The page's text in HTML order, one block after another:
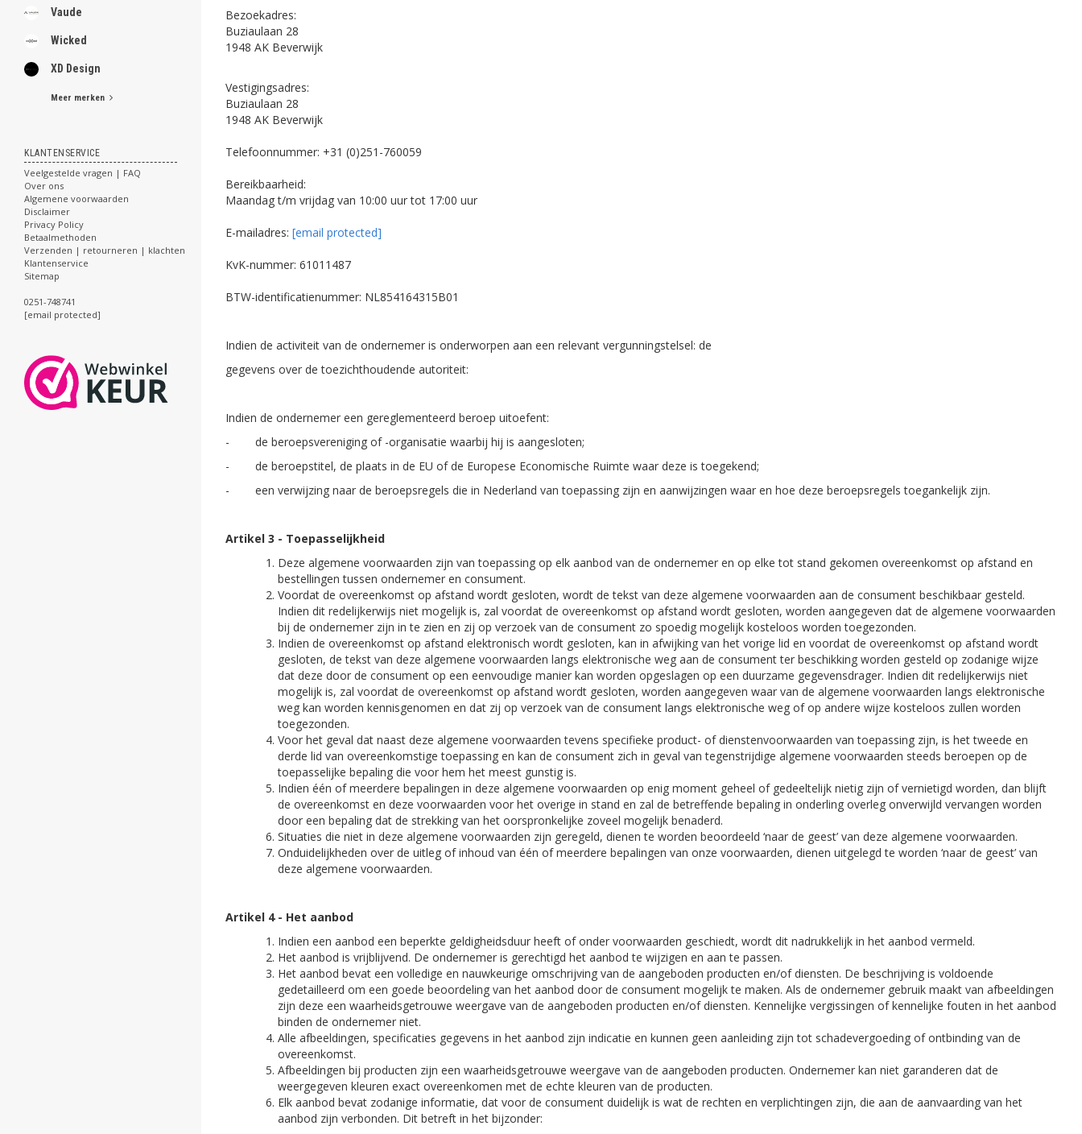
Vaude
Wicked
XD Design
Meer merken
KLANTENSERVICE
Veelgestelde vragen | FAQ
Over ons
Algemene voorwaarden
Disclaimer
Privacy Policy
Betaalmethoden
Verzenden | retourneren | klachten
Klantenservice
Sitemap
0251-748741
[email protected]
Bezoekadres:
Buziaulaan 28
1948 AK Beverwijk
Vestigingsadres:
Buziaulaan 28
1948 AK Beverwijk
Telefoonnummer: +31 (0)251-760059
Bereikbaarheid:
Maandag t/m vrijdag van 10:00 uur tot 17:00 uur
E-mailadres: [email protected]
KvK-nummer: 61011487
BTW-identificatienummer: NL854164315B01
Indien de activiteit van de ondernemer is onderworpen aan een relevant vergunningstelsel: de
gegevens over de toezichthoudende autoriteit:
Indien de ondernemer een gereglementeerd beroep uitoefent:
- de beroepsvereniging of -organisatie waarbij hij is aangesloten;
- de beroepstitel, de plaats in de EU of de Europese Economische Ruimte waar deze is toegekend;
- een verwijzing naar de beroepsregels die in Nederland van toepassing zijn en aanwijzingen waar en hoe deze beroepsregels toegankelijk zijn.
Artikel 3 - Toepasselijkheid
Deze algemene voorwaarden zijn van toepassing op elk aanbod van de ondernemer en op elke tot stand gekomen overeenkomst op afstand en
bestellingen tussen ondernemer en consument.
Voordat de overeenkomst op afstand wordt gesloten, wordt de tekst van deze algemene voorwaarden aan de consument beschikbaar gesteld.
Indien dit redelijkerwijs niet mogelijk is, zal voordat de overeenkomst op afstand wordt gesloten, worden aangegeven dat de algemene voorwaarden
bij de ondernemer zijn in te zien en zij op verzoek van de consument zo spoedig mogelijk kosteloos worden toegezonden.
Indien de overeenkomst op afstand elektronisch wordt gesloten, kan in afwijking van het vorige lid en voordat de overeenkomst op afstand wordt
gesloten, de tekst van deze algemene voorwaarden langs elektronische weg aan de consument ter beschikking worden gesteld op zodanige wijze
dat deze door de consument op een eenvoudige manier kan worden opgeslagen op een duurzame gegevensdrager. Indien dit redelijkerwijs niet
mogelijk is, zal voordat de overeenkomst op afstand wordt gesloten, worden aangegeven waar van de algemene voorwaarden langs elektronische
weg kan worden kennisgenomen en dat zij op verzoek van de consument langs elektronische weg of op andere wijze kosteloos zullen worden
toegezonden.
Voor het geval dat naast deze algemene voorwaarden tevens specifieke product- of dienstenvoorwaarden van toepassing zijn, is het tweede en
derde lid van overeenkomstige toepassing en kan de consument zich in geval van tegenstrijdige algemene voorwaarden steeds beroepen op de
toepasselijke bepaling die voor hem het meest gunstig is.
Indien één of meerdere bepalingen in deze algemene voorwaarden op enig moment geheel of gedeeltelijk nietig zijn of vernietigd worden, dan blijft
de overeenkomst en deze voorwaarden voor het overige in stand en zal de betreffende bepaling in onderling overleg onverwijld vervangen worden
door een bepaling dat de strekking van het oorspronkelijke zoveel mogelijk benaderd.
Situaties die niet in deze algemene voorwaarden zijn geregeld, dienen te worden beoordeeld ‘naar de geest’ van deze algemene voorwaarden.
Onduidelijkheden over de uitleg of inhoud van één of meerdere bepalingen van onze voorwaarden, dienen uitgelegd te worden ‘naar de geest’ van
deze algemene voorwaarden.
Artikel 4 - Het aanbod
Indien een aanbod een beperkte geldigheidsduur heeft of onder voorwaarden geschiedt, wordt dit nadrukkelijk in het aanbod vermeld.
Het aanbod is vrijblijvend. De ondernemer is gerechtigd het aanbod te wijzigen en aan te passen.
Het aanbod bevat een volledige en nauwkeurige omschrijving van de aangeboden producten en/of diensten. De beschrijving is voldoende
gedetailleerd om een goede beoordeling van het aanbod door de consument mogelijk te maken. Als de ondernemer gebruik maakt van afbeeldingen
zijn deze een waarheidsgetrouwe weergave van de aangeboden producten en/of diensten. Kennelijke vergissingen of kennelijke fouten in het aanbod
binden de ondernemer niet.
Alle afbeeldingen, specificaties gegevens in het aanbod zijn indicatie en kunnen geen aanleiding zijn tot schadevergoeding of ontbinding van de
overeenkomst.
Afbeeldingen bij producten zijn een waarheidsgetrouwe weergave van de aangeboden producten. Ondernemer kan niet garanderen dat de
weergegeven kleuren exact overeenkomen met de echte kleuren van de producten.
Elk aanbod bevat zodanige informatie, dat voor de consument duidelijk is wat de rechten en verplichtingen zijn, die aan de aanvaarding van het
aanbod zijn verbonden. Dit betreft in het bijzonder: